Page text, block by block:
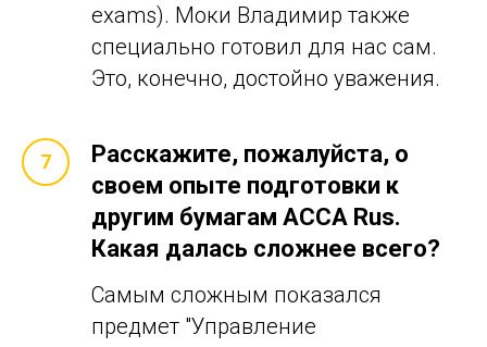
exams). Mоки Владимир также
специально готовил для нас сам.
Это, конечно, достойно уважения.
Расскажите, пожалуйста, о
своем опыте подготовки к
другим бумагам ACCA Rus.
Какая далась сложнее всего?
Самым сложным показался
предмет "Управление